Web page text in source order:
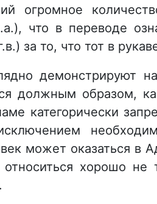
огромное
что в переводе
за то, что тот в
демонстрируют
должным образом,
категорически
может оказаться
хорошо